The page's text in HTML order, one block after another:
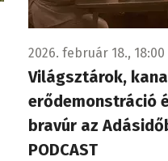
2026. február 18., 18:00
Világsztárok,
erődemonstráció
bravúr az
PODCAST